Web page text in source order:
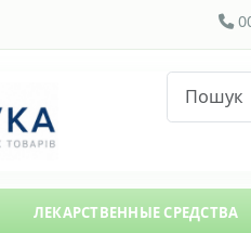
ЛЕКАРСТВЕННЫЕ СРЕДСТВА